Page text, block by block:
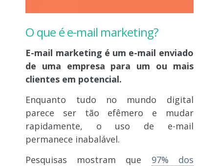
O que é e-mail marketing?
E-mail marketing é um e-mail enviado
de uma empresa para um ou mais
clientes em potencial.
Enquanto tudo no mundo digital
parece ser tão efêmero e mudar
rapidamente, o uso de e-mail
permanece inabalável.
Pesquisas mostram que 97% dos